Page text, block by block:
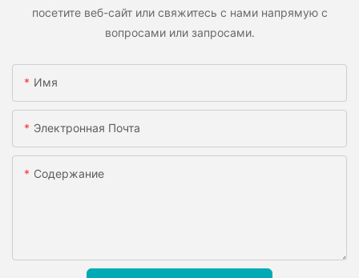
посетите веб-сайт или свяжитесь с нами напрямую с
вопросами или запросами.
Имя
Электронная Почта
Содержание